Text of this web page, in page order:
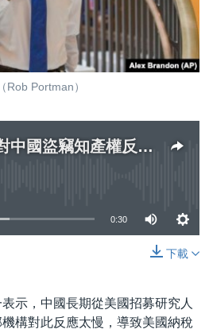
Rob Portman）
美參議院報告稱 對中國盜竊知產權反應不足
0:30
下載
示，中國長期從美國招募研究人
構對此反應太慢，導致美國納稅